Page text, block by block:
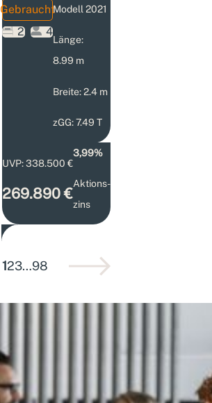
Gebraucht
2
4
Modell 2021
Länge:
8.99 m
Breite: 2.4 m
zGG: 7.49 T
UVP: 338.500 €
269.890 €
3,99%
Aktions­
zins
123…98